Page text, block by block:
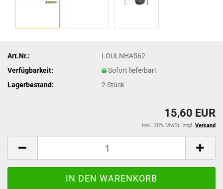
Art.Nr.:
LOULNHA562
Verfügbarkeit:
Sofort lieferbar!
Lagerbestand:
2Stück
15,60 EUR
inkl. 20% MwSt. zzgl. Versand